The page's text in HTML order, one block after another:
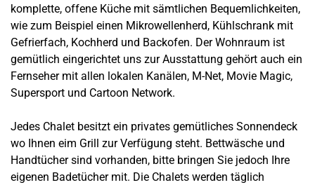
komplette, offene Küche mit sämtlichen Bequemlichkeiten,
wie zum Beispiel einen Mikrowellenherd, Kühlschrank mit
Gefrierfach, Kochherd und Backofen. Der Wohnraum ist
gemütlich eingerichtet uns zur Ausstattung gehört auch ein
Fernseher mit allen lokalen Kanälen, M-Net, Movie Magic,
Supersport und Cartoon Network.
Jedes Chalet besitzt ein privates gemütliches Sonnendeck
wo Ihnen eim Grill zur Verfügung steht. Bettwäsche und
Handtücher sind vorhanden, bitte bringen Sie jedoch Ihre
eigenen Badetücher mit. Die Chalets werden täglich